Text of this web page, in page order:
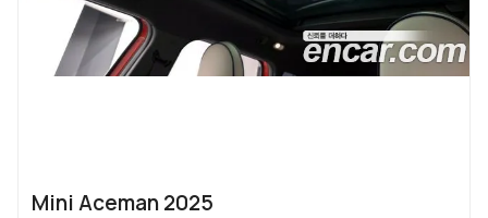
Mini Aceman 2025